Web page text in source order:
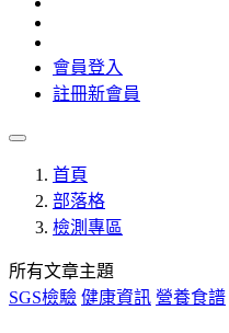
會員登入
註冊新會員
首頁
部落格
檢測專區
所有文章主題
SGS檢驗 健康資訊 營養食譜